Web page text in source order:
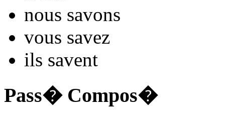
nous savons
vous savez
ils savent
Pass� Compos�